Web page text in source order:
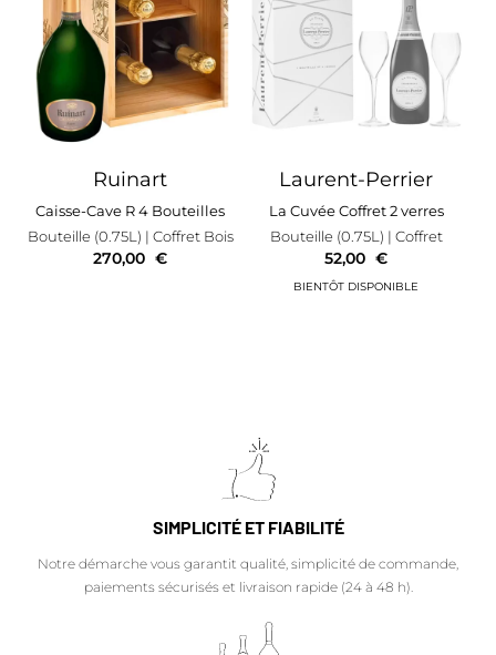
Ruinart
Caisse-Cave R 4 Bouteilles
Bouteille (0.75L) | Coffret Bois
270,00 €
Laurent-Perrier
La Cuvée Coffret 2 verres
Bouteille (0.75L) | Coffret
52,00 €
SIMPLICITÉ ET FIABILITÉ
Notre démarche vous garantit qualité, simplicité de commande,
paiements sécurisés et livraison rapide (24 à 48 h).